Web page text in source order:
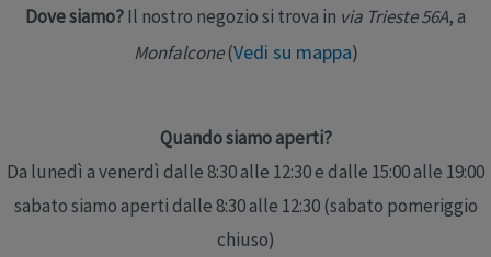
Dove siamo?Il nostro negozio si trova in via Trieste 56A, a
Monfalcone(Vedi su mappa)
Quando siamo aperti?
Da lunedì a venerdì dalle 8:30 alle 12:30 e dalle 15:00 alle 19:00
sabato siamo aperti dalle 8:30 alle 12:30 (sabato pomeriggio
chiuso)